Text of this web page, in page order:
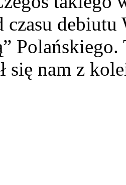
czasu
się nam z